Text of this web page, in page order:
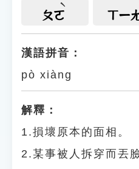
ㄆㄛ ㄒㄧ
漢語拼音：
pò xiàng
解釋：
1.損壞原本的面相。
2.某事被人拆穿而丟